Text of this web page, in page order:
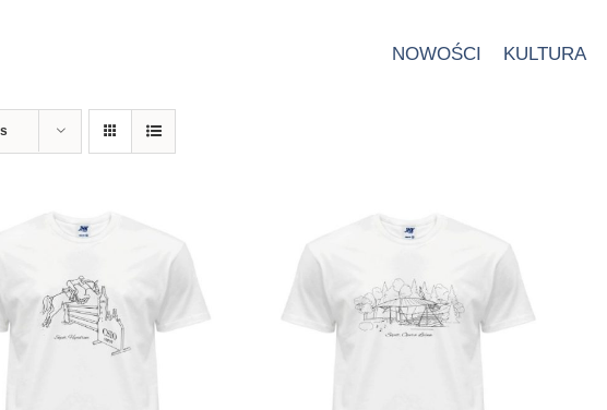
NOWOŚCI KULTURA